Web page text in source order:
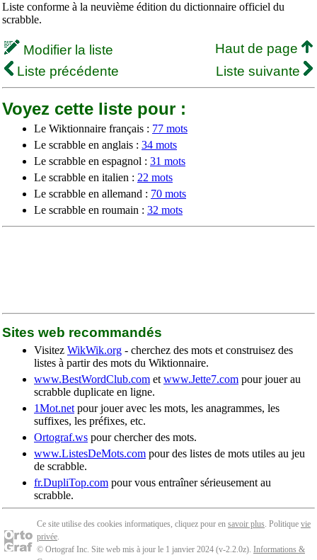
Liste conforme à la neuvième édition du dictionnaire officiel du
scrabble.
Modifier la liste
Haut de page
Liste précédente
Liste suivante
Voyez cette liste pour :
Le Wiktionnaire français : 77 mots
Le scrabble en anglais : 34 mots
Le scrabble en espagnol : 31 mots
Le scrabble en italien : 22 mots
Le scrabble en allemand : 70 mots
Le scrabble en roumain : 32 mots
Sites web recommandés
Visitez WikWik.org - cherchez des mots et construisez des
listes à partir des mots du Wiktionnaire.
www.BestWordClub.com et www.Jette7.com pour jouer au
scrabble duplicate en ligne.
1Mot.net pour jouer avec les mots, les anagrammes, les
suffixes, les préfixes, etc.
Ortograf.ws pour chercher des mots.
www.ListesDeMots.com pour des listes de mots utiles au jeu
de scrabble.
fr.DupliTop.com pour vous entraîner sérieusement au
scrabble.
Ce site utilise des cookies informatiques, cliquez pour en savoir plus. Politique vie
privée.
© Ortograf Inc. Site web mis à jour le 1 janvier 2024 (v-2.2.0z). Informations &